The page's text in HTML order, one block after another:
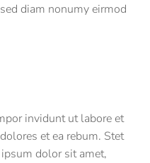
diam nonumy eirmod
invidunt ut labore et
et ea rebum. Stet
dolor sit amet,